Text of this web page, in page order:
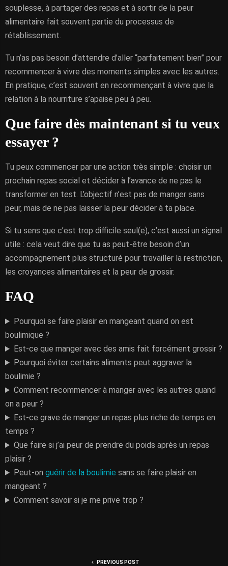
souplesse, à partager des repas et à sortir de la peur
alimentaire fait souvent partie du processus de
rétablissement.
Tu n’as pas besoin d’attendre d’aller “parfaitement bien” pour
recommencer à vivre des moments simples avec les autres.
En pratique, c’est souvent en recommençant à vivre que la
relation à la nourriture s’apaise peu à peu.
Que faire dès maintenant si tu veux
essayer ?
Tu peux commencer par une action très simple : choisir un
prochain repas social et décider à l’avance de ne pas le
transformer en test. L’objectif n’est pas de manger sans
peur, mais de ne pas laisser la peur décider à ta place.
Si tu sens que c’est trop difficile seul(e), c’est aussi un signal
utile : cela veut dire que tu as peut-être besoin d’un
accompagnement plus structuré pour travailler la restriction,
les croyances alimentaires et la peur de grossir.
FAQ
Pourquoi se faire plaisir en mangeant quand on est
boulimique ?
Est-ce que manger avec des amis fait forcément grossir ?
Pourquoi éviter certains aliments peut aggraver la
boulimie ?
Comment recommencer à manger avec les autres quand
on a peur ?
Est-ce grave de manger un repas plus riche de temps en
temps ?
Que faire si j’ai peur de prendre du poids après un repas
plaisir ?
Peut-on guérir de la boulimie sans se faire plaisir en
mangeant ?
Comment savoir si je me prive trop ?
PREVIOUS POST